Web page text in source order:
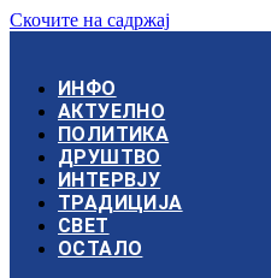
Скочите на садржај
ИНФО
АКТУЕЛНО
ПОЛИТИКА
ДРУШТВО
ИНТЕРВЈУ
ТРАДИЦИЈА
СВЕТ
ОСТАЛО